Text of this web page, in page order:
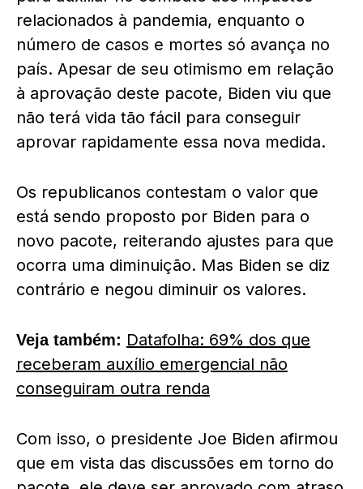
relacionados à pandemia, enquanto o
número de casos e mortes só avança no
país. Apesar de seu otimismo em relação
à aprovação deste pacote, Biden viu que
não terá vida tão fácil para conseguir
aprovar rapidamente essa nova medida.
Os republicanos contestam o valor que
está sendo proposto por Biden para o
novo pacote, reiterando ajustes para que
ocorra uma diminuição. Mas Biden se diz
contrário e negou diminuir os valores.
Veja também: Datafolha: 69% dos que
receberam auxílio emergencial não
conseguiram outra renda
Com isso, o presidente Joe Biden afirmou
que em vista das discussões em torno do